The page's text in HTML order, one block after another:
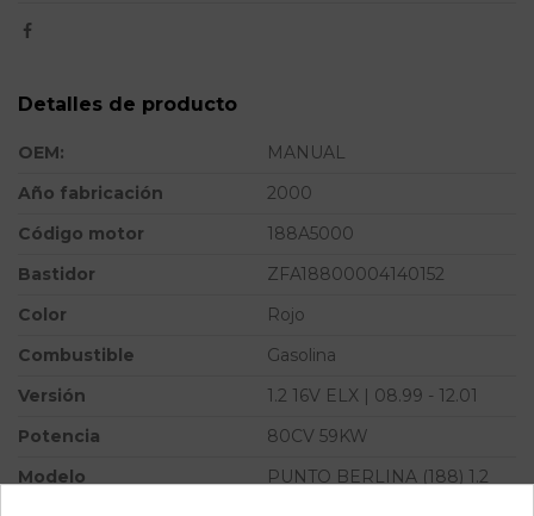
Detalles de producto
OEM:
MANUAL
Año fabricación
2000
Código motor
188A5000
Bastidor
ZFA18800004140152
Color
Rojo
Combustible
Gasolina
Versión
1.2 16V ELX | 08.99 - 12.01
Potencia
80CV 59KW
Modelo
PUNTO BERLINA (188) 1.2